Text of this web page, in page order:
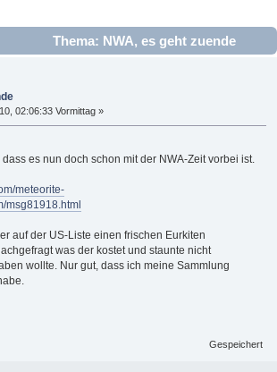
Thema: NWA, es geht zuende
02:06:33 Vormittag »
es nun doch schon mit der NWA-Zeit vorbei ist.
meteorite-
msg81918.html
auf der US-Liste einen frischen Eurkiten
was der kostet und staunte nicht
wollte. Nur gut, dass ich meine Sammlung
Gespeichert